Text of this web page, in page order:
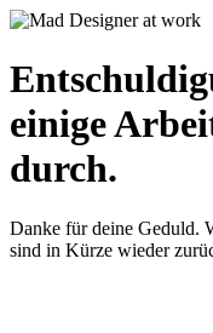
einige
durch.
Danke für deine Geduld.
sind in Kürze wieder